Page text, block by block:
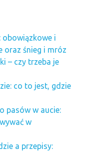
obowiązkowe i
oraz śnieg i mróz
– czy trzeba je
co to jest, gdzie
pasów w aucie:
w
a przepisy: